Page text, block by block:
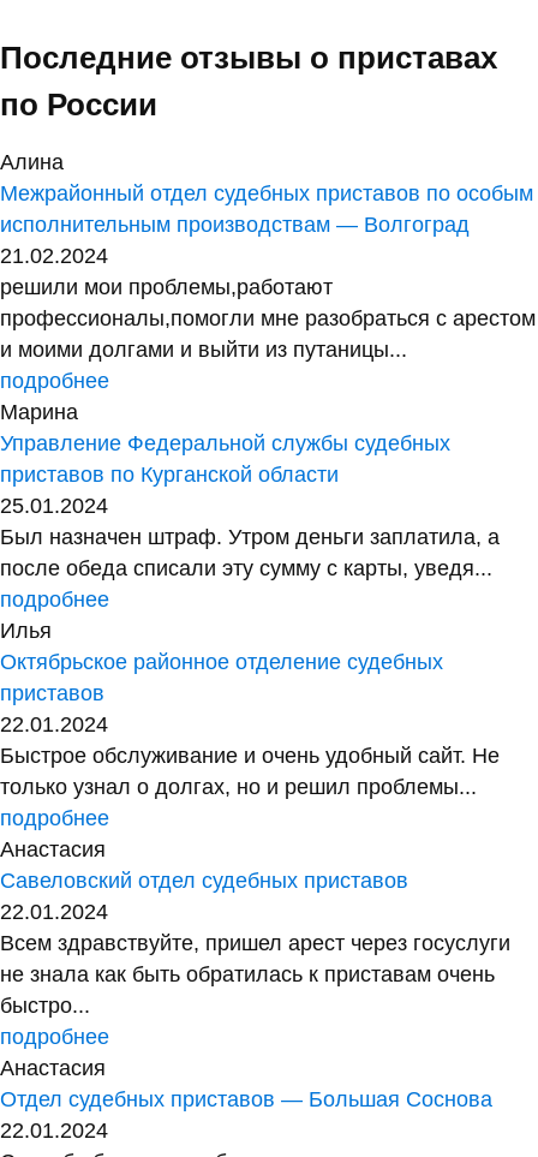
Последние отзывы о приставах
по России
Алина
Межрайонный отдел судебных приставов по особым
исполнительным производствам — Волгоград
21.02.2024
решили мои проблемы,работают
профессионалы,помогли мне разобраться с арестом
и моими долгами и выйти из путаницы...
подробнее
Марина
Управление Федеральной службы судебных
приставов по Курганской области
25.01.2024
Был назначен штраф. Утром деньги заплатила, а
после обеда списали эту сумму с карты, уведя...
подробнее
Илья
Октябрьское районное отделение судебных
приставов
22.01.2024
Быстрое обслуживание и очень удобный сайт. Не
только узнал о долгах, но и решил проблемы...
подробнее
Анастасия
Савеловский отдел судебных приставов
22.01.2024
Всем здравствуйте, пришел арест через госуслуги
не знала как быть обратилась к приставам очень
быстро...
подробнее
Анастасия
Отдел судебных приставов — Большая Соснова
22.01.2024